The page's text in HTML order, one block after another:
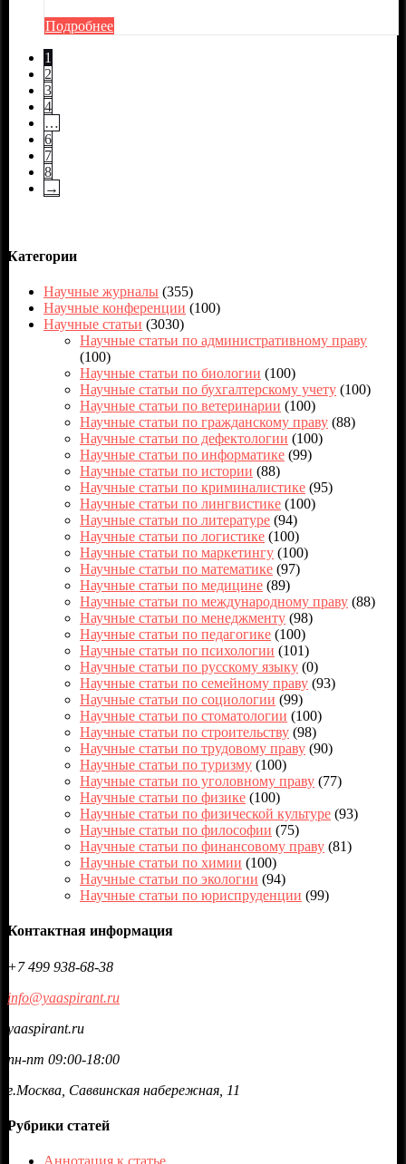
Подробнее
1
2
3
4
…
6
7
8
→
Категории
Научные журналы (355)
Научные конференции (100)
Научные статьи (3030)
Научные статьи по административному праву
(100)
Научные статьи по биологии (100)
Научные статьи по бухгалтерскому учету (100)
Научные статьи по ветеринарии (100)
Научные статьи по гражданскому праву (88)
Научные статьи по дефектологии (100)
Научные статьи по информатике (99)
Научные статьи по истории (88)
Научные статьи по криминалистике (95)
Научные статьи по лингвистике (100)
Научные статьи по литературе (94)
Научные статьи по логистике (100)
Научные статьи по маркетингу (100)
Научные статьи по математике (97)
Научные статьи по медицине (89)
Научные статьи по международному праву (88)
Научные статьи по менеджменту (98)
Научные статьи по педагогике (100)
Научные статьи по психологии (101)
Научные статьи по русскому языку (0)
Научные статьи по семейному праву (93)
Научные статьи по социологии (99)
Научные статьи по стоматологии (100)
Научные статьи по строительству (98)
Научные статьи по трудовому праву (90)
Научные статьи по туризму (100)
Научные статьи по уголовному праву (77)
Научные статьи по физике (100)
Научные статьи по физической культуре (93)
Научные статьи по философии (75)
Научные статьи по финансовому праву (81)
Научные статьи по химии (100)
Научные статьи по экологии (94)
Научные статьи по юриспруденции (99)
Контактная информация
+7 499 938-68-38
info@yaaspirant.ru
yaaspirant.ru
пн-пт 09:00-18:00
г.Москва, Саввинская набережная, 11
Рубрики статей